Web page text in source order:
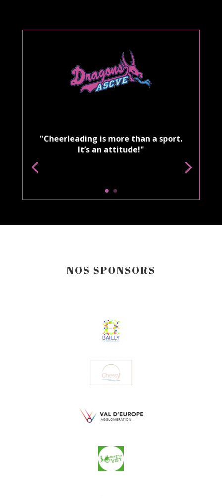
"Cheerleading is more than a sport.
It’s an attitude!"
NOS SPONSORS